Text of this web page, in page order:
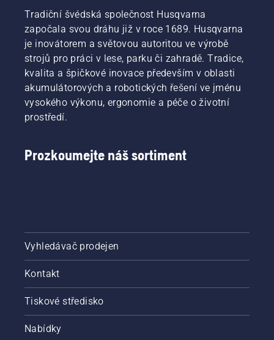
Tradiční švédská společnost Husqvarna
započala svou dráhu již v roce 1689. Husqvarna
je inovátorem a světovou autoritou ve výrobě
strojů pro práci v lese, parku či zahradě. Tradice,
kvalita a špičkové inovace především v oblasti
akumulátorových a robotických řešení ve jménu
vysokého výkonu, ergonomie a péče o životní
prostředí.
Prozkoumejte náš sortiment
Vyhledávač prodejen
Kontakt
Tiskové středisko
Nabídky